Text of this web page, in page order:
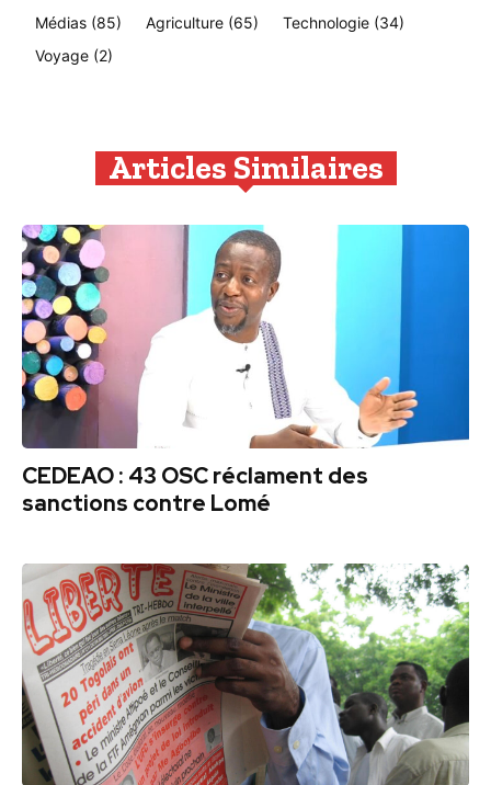
Médias (85) Agriculture (65) Technologie (34)
Voyage (2)
Articles Similaires
CEDEAO : 43 OSC réclament des
sanctions contre Lomé